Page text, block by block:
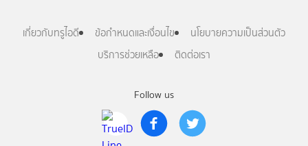
Follow us
เกี่ยวกับทรูไอดี ข้อกำหนดและเงื่อนไข
นโยบายความเป็นส่วนตัว
บริการช่วยเหลือ
ติดต่อเรา